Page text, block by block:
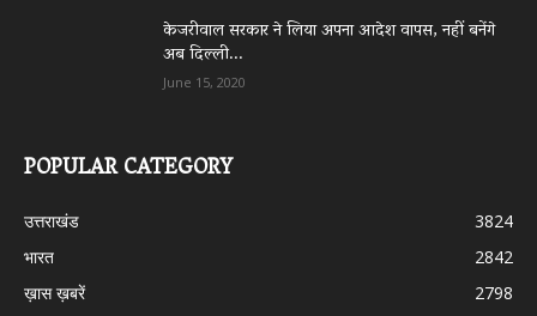
केजरीवाल सरकार ने लिया अपना आदेश वापस, नहीं बनेंगे
अब दिल्ली...
June 15, 2020
POPULAR CATEGORY
उत्तराखंड
3824
भारत
2842
ख़ास ख़बरें
2798